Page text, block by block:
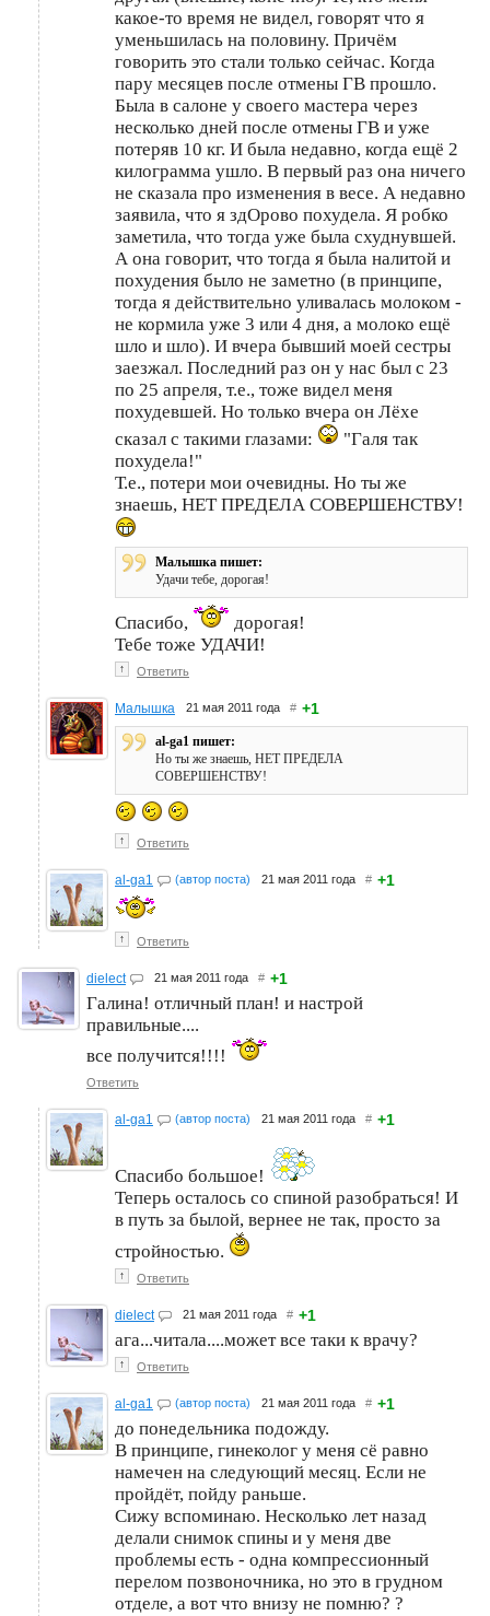
какое-то время не видел, говорят что я
уменьшилась на половину. Причём
говорить это стали только сейчас. Когда
пару месяцев после отмены ГВ прошло.
Была в салоне у своего мастера через
несколько дней после отмены ГВ и уже
потеряв 10 кг. И была недавно, когда ещё 2
килограмма ушло. В первый раз она ничего
не сказала про изменения в весе. А недавно
заявила, что я здОрово похудела. Я робко
заметила, что тогда уже была схуднувшей.
А она говорит, что тогда я была налитой и
похудения было не заметно (в принципе,
тогда я действительно уливалась молоком -
не кормила уже 3 или 4 дня, а молоко ещё
шло и шло). И вчера бывший моей сестры
заезжал. Последний раз он у нас был с 23
по 25 апреля, т.е., тоже видел меня
похудевшей. Но только вчера он Лёхе
сказал с такими глазами:
"Галя так
похудела!"
Т.е., потери мои очевидны. Но ты же
знаешь, НЕТ ПРЕДЕЛА СОВЕРШЕНСТВУ!
Малышка пишет:
Удачи тебе, дорогая!
Спасибо,
дорогая!
Тебе тоже УДАЧИ!
↑ Ответить
Малышка 21 мая 2011 года # +1
al-ga1 пишет:
Но ты же знаешь, НЕТ ПРЕДЕЛА
СОВЕРШЕНСТВУ!
↑ Ответить
al-ga1 (автор поста) 21 мая 2011 года # +1
↑ Ответить
dielect 21 мая 2011 года # +1
Галина! отличный план! и настрой
правильные....
все получится!!!!
Ответить
al-ga1 (автор поста) 21 мая 2011 года # +1
Спасибо большое!
Теперь осталось со спиной разобраться! И
в путь за былой, вернее не так, просто за
стройностью.
↑ Ответить
dielect 21 мая 2011 года # +1
ага...читала....может все таки к врачу?
↑ Ответить
al-ga1 (автор поста) 21 мая 2011 года # +1
до понедельника подожду.
В принципе, гинеколог у меня сё равно
намечен на следующий месяц. Если не
пройдёт, пойду раньше.
Сижу вспоминаю. Несколько лет назад
делали снимок спины и у меня две
проблемы есть - одна компрессионный
перелом позвоночника, но это в грудном
отделе, а вот что внизу не помню? ?